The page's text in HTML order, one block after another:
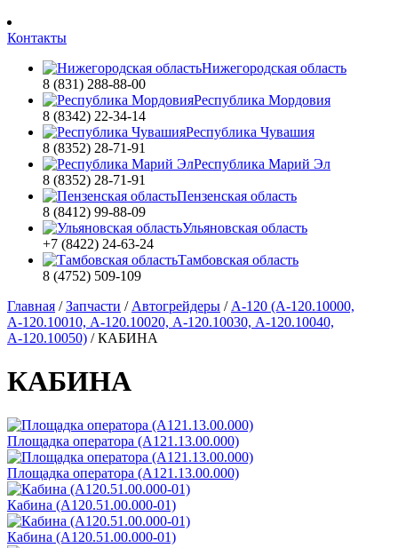
Контакты
Нижегородская область
8 (831) 288-88-00
Республика Мордовия
8 (8342) 22-34-14
Республика Чувашия
8 (8352) 28-71-91
Республика Марий Эл
8 (8352) 28-71-91
Пензенская область
8 (8412) 99-88-09
Ульяновская область
+7 (8422) 24-63-24
Тамбовская область
8 (4752) 509-109
Главная /Запчасти / Автогрейдеры / А-120 (А-120.10000,
А-120.10010, А-120.10020, А-120.10030, А-120.10040,
А-120.10050) /КАБИНА
КАБИНА
Площадка оператора (А121.13.00.000)
Площадка оператора (А121.13.00.000)
Кабина (А120.51.00.000-01)
Кабина (А120.51.00.000-01)